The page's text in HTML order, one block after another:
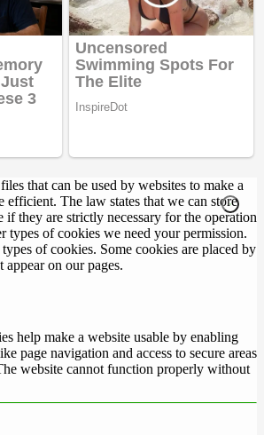
that can be used by websites to make a
efficient. The law states that we can store
if they are strictly necessary for the operation
types of cookies we need your permission.
of cookies. Some cookies are placed by
appear on our pages.
help make a website usable by enabling
page navigation and access to secure areas
website cannot function properly without